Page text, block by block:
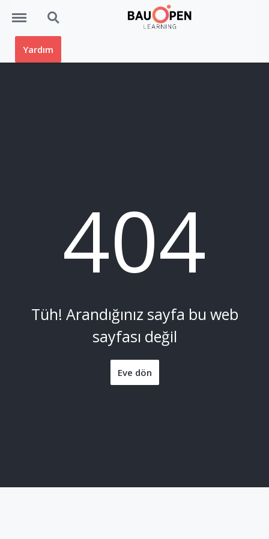
Menü Ara
Yardım
404
Tüh! Arandığınız sayfa bu web
sayfası değil
Eve dön